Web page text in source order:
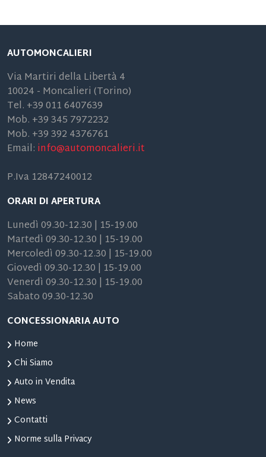
AUTOMONCALIERI
Via Martiri della Libertà 4
10024 - Moncalieri (Torino)
Tel. +39 011 6407639
Mob. +39 345 7972232
Mob. +39 392 4376761
Email: info@automoncalieri.it
P.Iva 12847240012
ORARI DI APERTURA
Lunedì 09.30-12.30 | 15-19.00
Martedì 09.30-12.30 | 15-19.00
Mercoledì 09.30-12.30 | 15-19.00
Giovedì 09.30-12.30 | 15-19.00
Venerdì 09.30-12.30 | 15-19.00
Sabato 09.30-12.30
CONCESSIONARIA AUTO
Home
Chi Siamo
Auto in Vendita
News
Contatti
Norme sulla Privacy